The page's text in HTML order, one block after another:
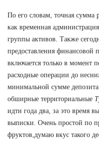
По его словам, точная сумма
как временная
группы активов. Также
предоставления
включается только в момент
расходные операции до
минимальной сумме
обширные территориальные
идти года два, за это время
выписки. Очень простой по
фруктов,думаю вкус такого